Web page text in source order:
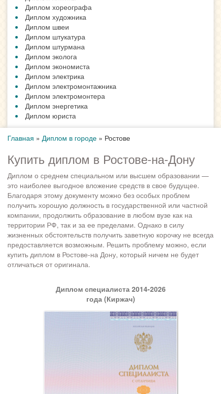
Диплом хореографа
Диплом художника
Диплом швеи
Диплом штукатура
Диплом штурмана
Диплом эколога
Диплом экономиста
Диплом электрика
Диплом электромонтажника
Диплом электромонтера
Диплом энергетика
Диплом юриста
Главная » Диплом в городе » Ростове
Купить диплом в Ростове-на-Дону
Диплом о среднем специальном или высшем образовании —
это наиболее выгодное вложение средств в свое будущее.
Благодаря этому документу можно без особых проблем
получить хорошую должность в государственной или частной
компании, продолжить образование в любом вузе как на
территории РФ, так и за ее пределами. Однако в силу
жизненных обстоятельств получить заветную корочку не всегда
предоставляется возможным. Решить проблему можно, если
купить диплом в Ростове-на Дону, который ничем не будет
отличаться от оригинала.
Диплом специалиста 2014-2026
года (Киржач)